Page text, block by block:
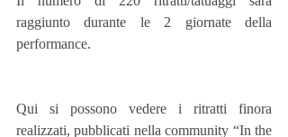
raggiunto durante le 2 giornate della
performance.
Qui si possono vedere i ritratti finora
realizzati, pubblicati nella community “In the